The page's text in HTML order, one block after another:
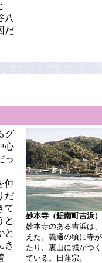
八
だ
グ
心
っ
仲
だ
て
と
と
き
妙本寺（鋸南町吉浜）
妙本寺のある吉浜は
えた。義通の頃に寺
たり、裏山に城がつ
ている。日蓮宗。